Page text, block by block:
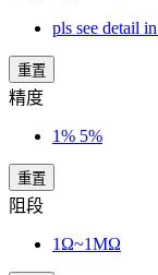
pls see detail
重置
精度
1% 5%
重置
阻段
1Ω~1MΩ